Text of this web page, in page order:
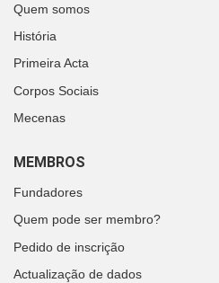
Quem somos
História
Primeira Acta
Corpos Sociais
Mecenas
MEMBROS
Fundadores
Quem pode ser membro?
Pedido de inscrição
Actualização de dados